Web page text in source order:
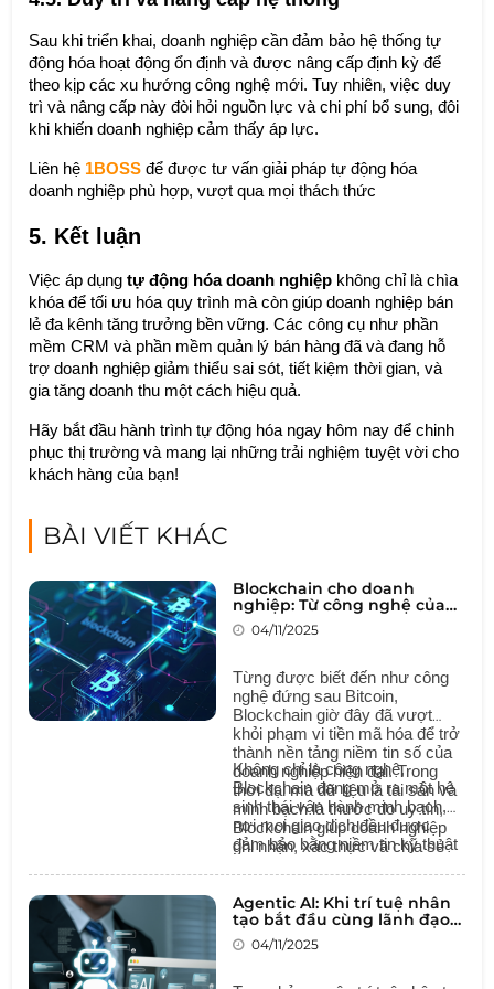
Sau khi triển khai, doanh nghiệp cần đảm bảo hệ thống tự
động hóa hoạt động ổn định và được nâng cấp định kỳ để
theo kịp các xu hướng công nghệ mới. Tuy nhiên, việc duy
trì và nâng cấp này đòi hỏi nguồn lực và chi phí bổ sung, đôi
khi khiến doanh nghiệp cảm thấy áp lực.
Liên hệ 1BOSS để được tư vấn giải pháp tự động hóa
doanh nghiệp phù hợp, vượt qua mọi thách thức
5. Kết luận
Việc áp dụng tự động hóa doanh nghiệp không chỉ là chìa
khóa để tối ưu hóa quy trình mà còn giúp doanh nghiệp bán
lẻ đa kênh tăng trưởng bền vững. Các công cụ như phần
mềm CRM và phần mềm quản lý bán hàng đã và đang hỗ
trợ doanh nghiệp giảm thiểu sai sót, tiết kiệm thời gian, và
gia tăng doanh thu một cách hiệu quả.
Hãy bắt đầu hành trình tự động hóa ngay hôm nay để chinh
phục thị trường và mang lại những trải nghiệm tuyệt vời cho
khách hàng của bạn!
BÀI VIẾT KHÁC
Blockchain cho doanh
nghiệp: Từ công nghệ của
tiền ảo đến nền tảng niềm
tin số
04/11/2025
Từng được biết đến như công
nghệ đứng sau Bitcoin,
Blockchain giờ đây đã vượt
khỏi phạm vi tiền mã hóa để trở
thành nền tảng niềm tin số của
doanh nghiệp hiện đại. Trong
thời đại mà dữ liệu là tài sản và
minh bạch là thước đo uy tín,
Blockchain giúp doanh nghiệp
ghi nhận, xác thực và chia sẻ
kiểm chứng mọi lúc.
Không chỉ là công nghệ,
Blockchain đang mở ra một hệ
sinh thái vận hành minh bạch,
nơi mọi giao dịch đều được
đảm bảo bằng niềm tin kỹ thuật
củng cố uy tín trên thị trường
toàn cầu.
Agentic AI: Khi trí tuệ nhân
tạo bắt đầu cùng lãnh đạo
ra quyết định
04/11/2025